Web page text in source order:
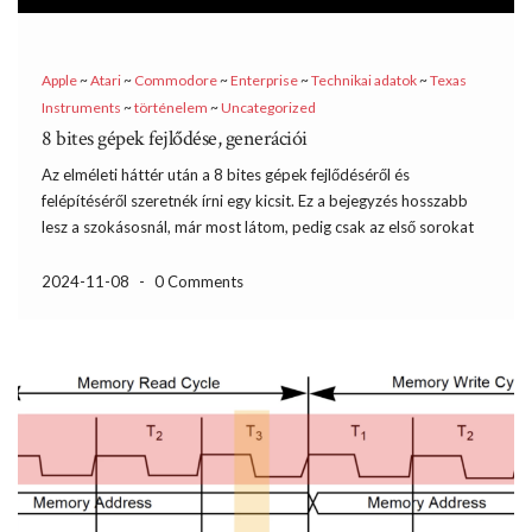
Apple~Atari~ Commodore~Enterprise~Technikai adatok~Texas
Instruments ~történelem ~Uncategorized
8 bites gépek fejlődése, generációi
Az elméleti háttér után a 8 bites gépek fejlődéséről és
felépítéséről szeretnék írni egy kicsit. Ez a bejegyzés hosszabb
lesz a szokásosnál, már most látom, pedig csak az első sorokat
jó és rossz gépekről, a sikerekről és […]
2024-11-08 - 0 Comments